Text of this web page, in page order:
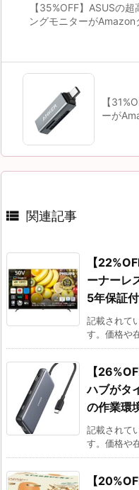
【35%OFF】ASUSの
ングモニターが
【
ーが
 関連記事
【
ーナーレ
5年保証
記載されて
す。価格や
【
ハブがタ
の作業環
記載されて
す。価格や
【